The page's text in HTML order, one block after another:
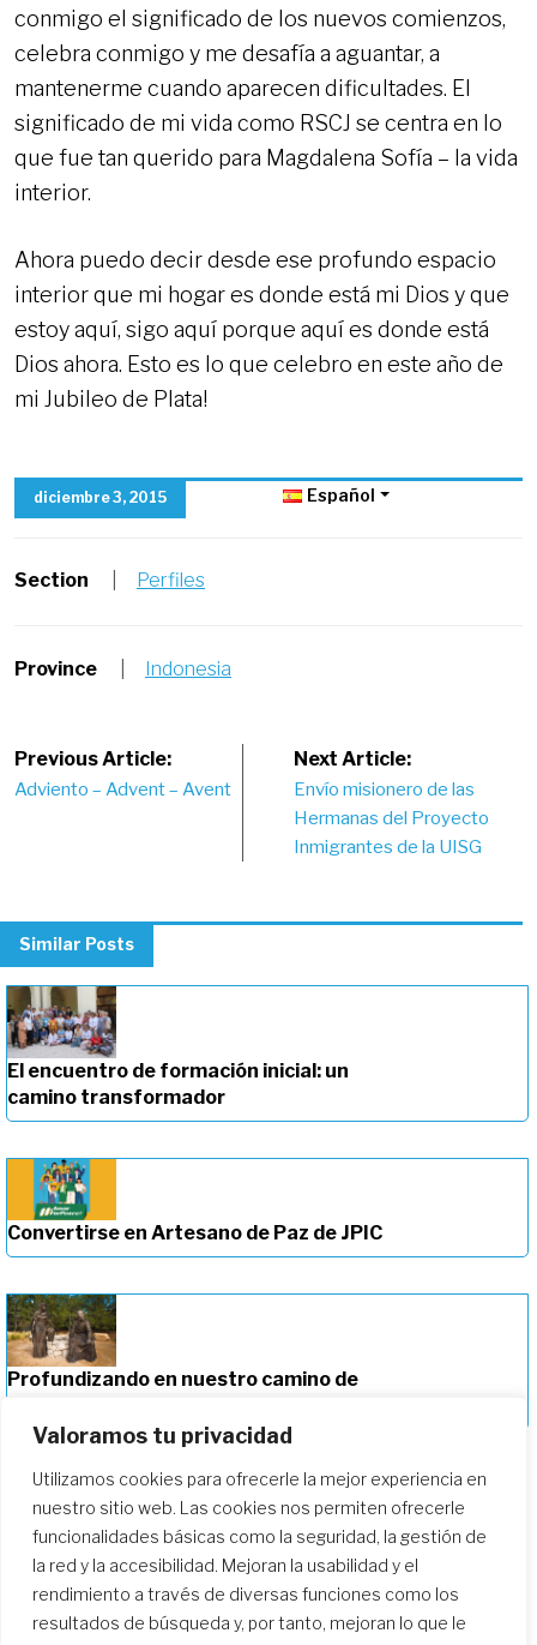
Valoramos tu privacidad
Utilizamos cookies para ofrecerle la mejor experiencia en
nuestro sitio web. Las cookies nos permiten ofrecerle
funcionalidades básicas como la seguridad, la gestión de
la red y la accesibilidad. Mejoran la usabilidad y el
rendimiento a través de diversas funciones como los
resultados de búsqueda y, por tanto, mejoran lo que le
conmigo el significado de los nuevos comienzos,
celebra conmigo y me desafía a aguantar, a
mantenerme cuando aparecen dificultades. El
significado de mi vida como RSCJ se centra en lo
que fue tan querido para Magdalena Sofía – la vida
interior.
Ahora puedo decir desde ese profundo espacio
interior que mi hogar es donde está mi Dios y que
estoy aquí, sigo aquí porque aquí es donde está
Dios ahora. Esto es lo que celebro en este año de
mi Jubileo de Plata!
diciembre 3, 2015 Español
Section Perfiles
Province Indonesia
Post
Previous Article:
Adviento – Advent – Avent
Next Article:
Envío misionero de las
Hermanas del Proyecto
Inmigrantes de la UISG
Similar Posts
El encuentro de formación inicial: un
camino transformador
Convertirse en Artesano de Paz de JPIC
Profundizando en nuestro camino de